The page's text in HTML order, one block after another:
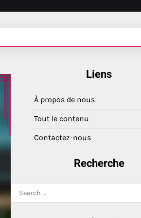
Liens
À propos de nous
Tout le contenu
Contactez-nous
Recherche
for: